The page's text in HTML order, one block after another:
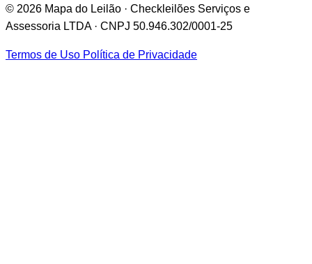
© 2026 Mapa do Leilão · Checkleilões Serviços e
Assessoria LTDA · CNPJ 50.946.302/0001-25
Termos de Uso Política de Privacidade